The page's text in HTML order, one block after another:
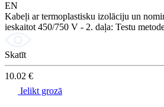
EN
Kabeļi ar termoplastisku izolāciju un
ieskaitot 450/750 V - 2. daļa: Testu
Skatīt
10.02 €
Ielikt grozā